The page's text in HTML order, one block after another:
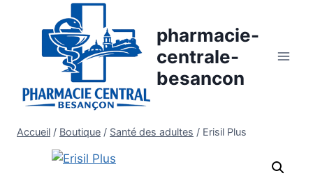
pharmacie-
centrale-
besancon
Accueil / Boutique / Santé des adultes / Erisil Plus